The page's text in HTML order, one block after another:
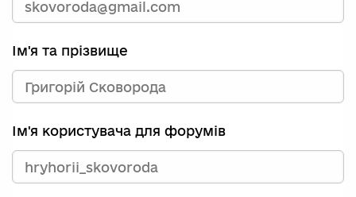
Ім'я та прізвище
Ім'я користувача для форумів